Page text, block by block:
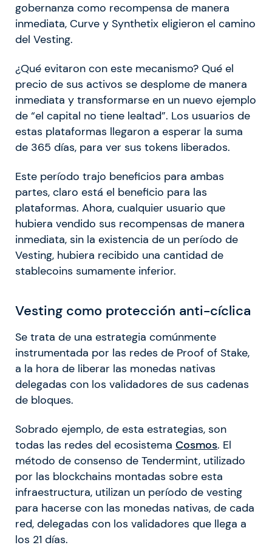
gobernanza como recompensa de manera
inmediata, Curve y Synthetix eligieron el camino
del Vesting.
¿Qué evitaron con este mecanismo? Qué el
precio de sus activos se desplome de manera
inmediata y transformarse en un nuevo ejemplo
de “el capital no tiene lealtad”. Los usuarios de
estas plataformas llegaron a esperar la suma
de 365 días, para ver sus tokens liberados.
Este período trajo beneficios para ambas
partes, claro está el beneficio para las
plataformas. Ahora, cualquier usuario que
hubiera vendido sus recompensas de manera
inmediata, sin la existencia de un período de
Vesting, hubiera recibido una cantidad de
stablecoins sumamente inferior.
Vesting como protección anti-cíclica
Se trata de una estrategia comúnmente
instrumentada por las redes de Proof of Stake,
a la hora de liberar las monedas nativas
delegadas con los validadores de sus cadenas
de bloques.
Sobrado ejemplo, de esta estrategias, son
todas las redes del ecosistema Cosmos. El
método de consenso de Tendermint, utilizado
por las blockchains montadas sobre esta
infraestructura, utilizan un período de vesting
para hacerse con las monedas nativas, de cada
red, delegadas con los validadores que llega a
los 21 días.